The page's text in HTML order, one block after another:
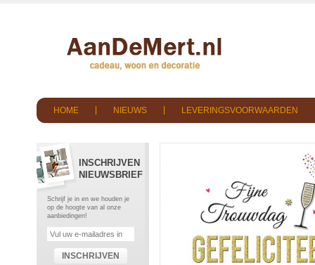
HOME NIEUWS LEVERINGSVOORWAARDEN
INSCHRIJVEN
NIEUWSBRIEF
Schrijf je in en we houden je
op de hoogte van al onze
aanbiedingen!
INSCHRIJVEN